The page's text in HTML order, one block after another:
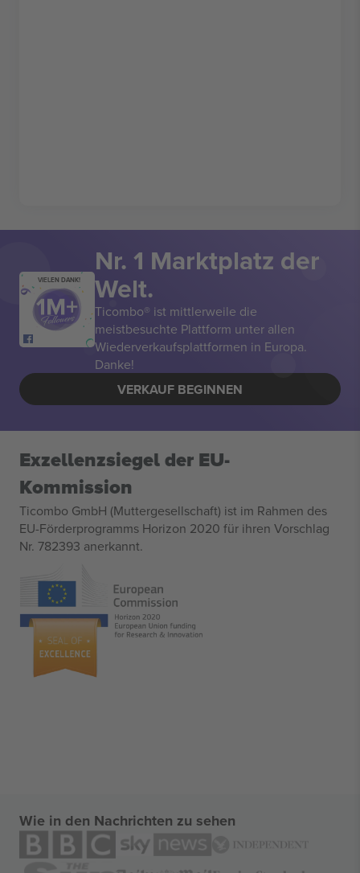
VIELEN DANK!
Nr. 1 Marktplatz der
Welt.
Ticombo® ist mittlerweile die
meistbesuchte Plattform unter allen
Wiederverkaufsplattformen in Europa.
Danke!
VERKAUF BEGINNEN
Exzellenzsiegel der EU-
Kommission
Ticombo GmbH (Muttergesellschaft) ist im Rahmen des
EU-Förderprogramms Horizon 2020 für ihren Vorschlag
Nr. 782393 anerkannt.
Wie in den Nachrichten zu sehen